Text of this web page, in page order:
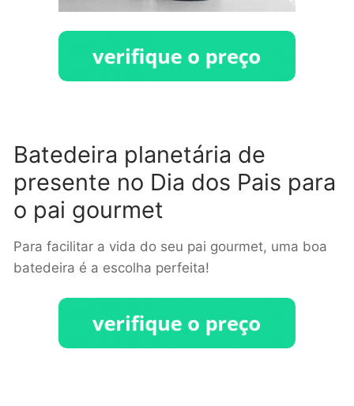
Batedeira planetária de
presente no Dia dos Pais para
o pai gourmet
Para facilitar a vida do seu pai gourmet, uma boa
batedeira é a escolha perfeita!